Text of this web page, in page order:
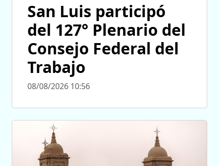
San Luis participó
del 127° Plenario del
Consejo Federal del
Trabajo
08/08/2026 10:56